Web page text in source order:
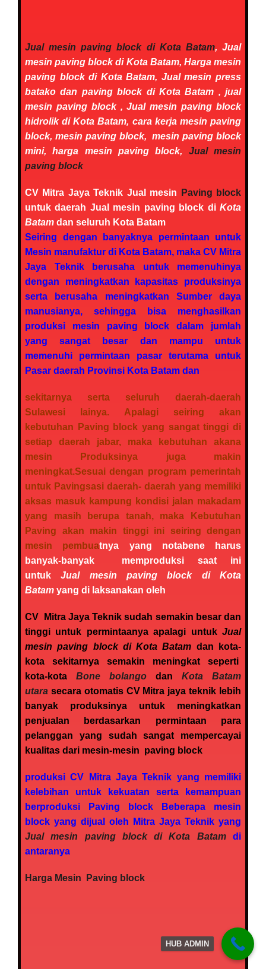
Jual mesin paving block di Kota Batam, Jual
mesin paving block di Kota Batam, Harga mesin
paving block di Kota Batam, Jual mesin press
batako dan paving block di Kota Batam , jual
mesin paving block , Jual mesin paving block
hidrolik di Kota Batam, cara kerja mesin paving
block, mesin paving block,mesin paving block
mini, harga mesin paving block, Jual mesin
paving block
CV Mitra Jaya Teknik Jual mesin
Paving block
untuk daerah Jual mesin paving block di Kota
Batam dan seluruh Kota Batam
Seiring dengan banyaknya permintaan untuk
Mesin manufaktur di Kota Batam, maka CV Mitra
Jaya Teknik berusaha untuk memenuhinya
dengan meningkatkan kapasitas produksinya
serta berusaha meningkatkan Sumber daya
manusianya, sehingga bisa menghasilkan
produksi mesin paving block dalam jumlah
yang sangat besar dan mampu untuk
memenuhi permintaan pasar terutama untuk
Pasar daerah Provinsi Kota Batam dan
sekitarnya serta seluruh daerah-daerah
Sulawesi lainya. Apalagi seiring akan
kebutuhan Paving block yang sangat tinggi di
setiap daerah jabar, maka kebutuhan akana
mesin Produksinya juga makin
meningkat.Sesuai dengan program pemerintah
untuk Pavingsasi daerah- daerah yang memiliki
aksas masuk kampung kondisi jalan makadam
yang masih berupa tanah, maka Kebutuhan
Paving akan makin tinggi ini seiring dengan
mesin pembuatnya yang notabene harus
banyak-banyak memproduksi saat ini
untuk Jual mesin paving block di Kota
Batam yang di laksanakan oleh
CV Mitra Jaya Teknik sudah semakin besar dan
tinggi untuk permintaanya apalagi untuk Jual
mesin paving block di Kota Batam dan kota-
kota sekitarnya semakin meningkat seperti
kota-kota
Bone bolango dan Kota Batam
utara secara otomatis CV Mitra jaya teknik lebih
banyak produksinya untuk meningkatkan
penjualan berdasarkan permintaan para
pelanggan yang sudah sangat mempercayai
kualitas dari mesin-mesin paving block
produksi CV Mitra Jaya Teknik yang memiliki
kelebihan untuk kekuatan serta kemampuan
berproduksi Paving block Beberapa mesin
block yang dijual oleh Mitra Jaya Teknik yang
Jual mesin paving block di Kota Batam
di
antaranya
Harga Mesin Paving block
HUB ADMIN